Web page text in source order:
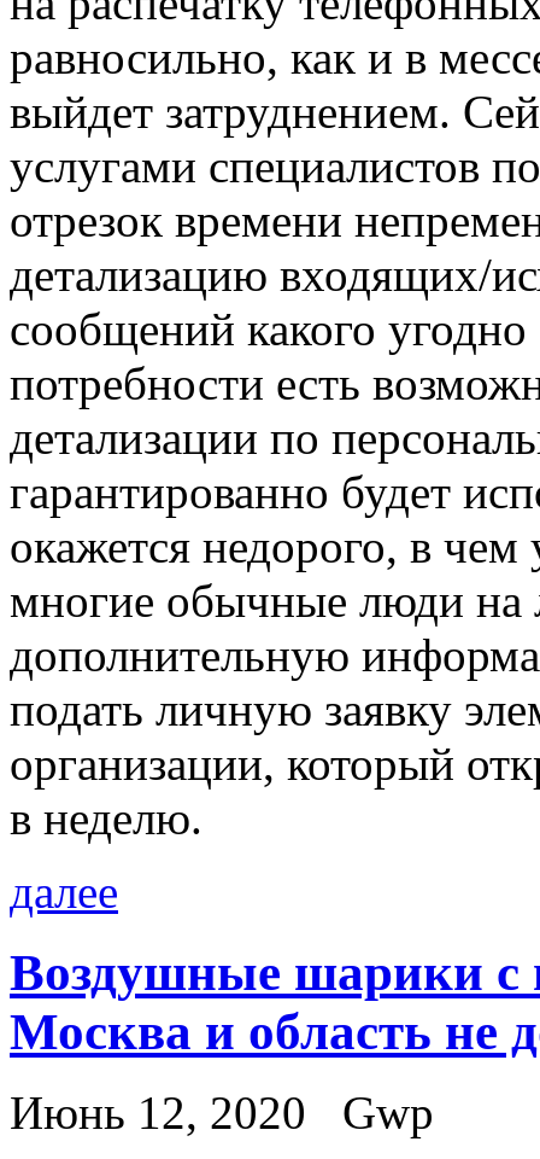
равносильно, как и в
выйдет затруднением.
услугами специалистов
отрезок времени
детализацию входящих/
сообщений какого
потребности есть
детализации по
гарантированно будет
окажется недорого, в чем
многие обычные люди
дополнительную
подать личную заявку
организации, который
в неделю.
далее
Воздушные шарики с
Москва и область не
Июнь 12, 2020
Gwp